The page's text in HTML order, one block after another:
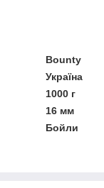
Bounty
Україна
1000 г
16 мм
Бойли